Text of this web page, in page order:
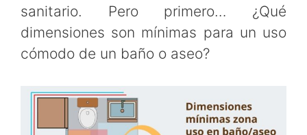
sanitario. Pero primero… ¿Qué
dimensiones son mínimas para un uso
cómodo de un baño o aseo?